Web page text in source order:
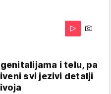
i telu, pa
svi jezivi detalji